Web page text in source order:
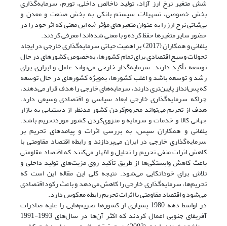
شش متغیر نرخ ارز آزاد، تولید ناخالص داخلی، تورم، سرمایه‌گذاری
بخش خصوصی، تسهیلات سیستم بانکی به بخش صنعت و معدن و
بی‌ثباتی نرخ ارز را به عنوان متغیرهای مؤثر (به این معنی که اثر خود را در
حضور سایر متغیرها حفظ کرده و با معنی شده‌اند) معرفی کردند.
یلفانی و همکاران (2017) بر اهمیت حیاتی سرمایه‌گذاری خارجی در ایجاد
تحولات وسیع اقتصادی برای تمام کشورها، به‌خصوص کشورهای در حال
توسعه تأکید دارند. سرمایه‌گذار خارجی می‌تواند عامل و ابزاری برای
رشد و توسعه باشد و اغلب کشورها، به‌ویژه کشور‌های در حال توسعه
که پس‌انداز پایین‌تری دارند، سرمایه‌های خارجی را هدف قرار می‌دهند،
چراکه سرمایه‌گذاری خارجی ابعاد سیاسی و اقتصادی وسیعی دارد.
هدف از تحریم می‌تواند محروم‌کردن کشور مدنظر از دستیابی به بازار
جهانی کالا و خدمات و سرمایه و منزوی‌کردن کشور مورد‌تحریم باشد.
یلفانی و همکاران سپس، به بررسی اثرات و پیامد‌های تحریم بر
سرمایه‌گذاری خارجی در ایران می‌پردازند و رابطه اقتصاد مقاومتی با
کاهش اثرات منفی تحریم را تحلیل و اظهار می‌کنند که اقتصاد مقاومتی
باعث کاهش وابستگی‌ها از طریق تأکید روی مزیت‌های تولید داخلی و
تلاش برای خوداتکایی می‌شود. نتیجه کلی این مقاله این است که
تحریم‌ها، سرمایه‌گذاری خارجی را کاهش می‌دهد و باعث رکود اقتصادی
می‌شود و اقتصاد مقاومتی با اثرات تحریم رابطه معکوس دارد.
در اواسط دهه 1980 بسیاری از کشورها تحریم‌هایی را علیه صادرات
آفریقای جنوبی اعمال کردند که اکثر آن‌ها در سال‌های 1993-1991